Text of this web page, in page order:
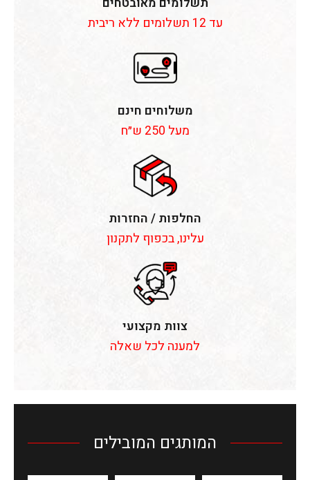
עד 12 תשלומים ללא ריבית
משלוחים חינם
מעל 250 ש״ח
החלפות / החזרות
עלינו, בכפוף לתקנון
צוות מקצועי
למענה לכל שאלה
המותגים המובילים